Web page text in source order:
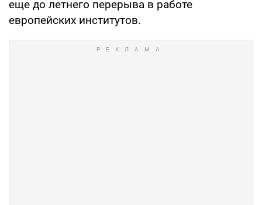
еще до летнего перерыва в работе
европейских институтов.